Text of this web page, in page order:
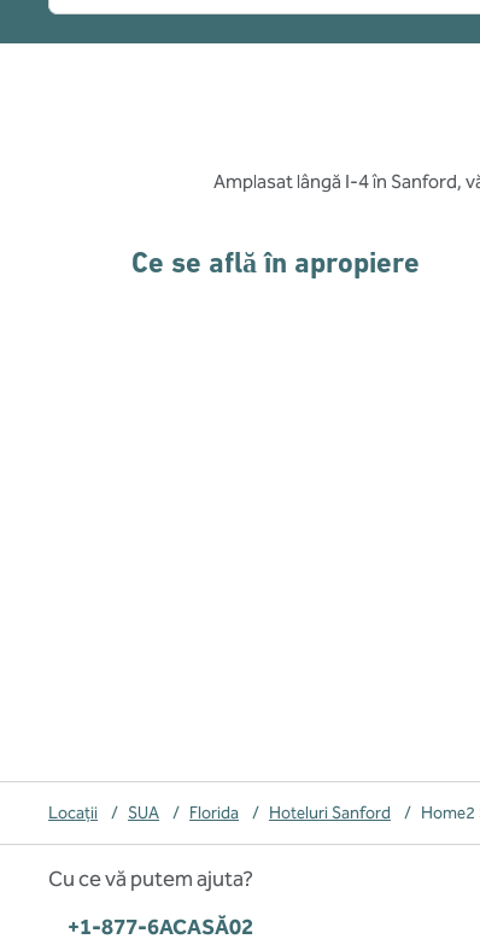
Amplasat lângă I-4 în Sanford,
Ce se află în apropiere
Locații / SUA / Florida / Hoteluri Sanford / Home2
Cu ce vă putem ajuta?
Telefon:
+1-877-6ACASĂ02